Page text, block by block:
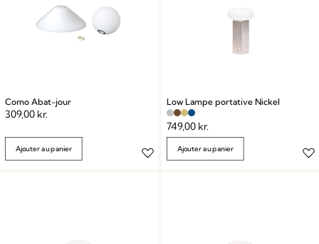
Como Abat-jour
309,00 kr.
Ajouter au panier
Low Lampe portative Nickel
749,00 kr.
Ajouter au panier